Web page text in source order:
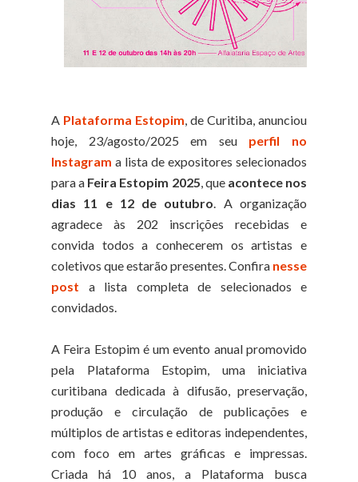
A Plataforma Estopim, de Curitiba, anunciou
hoje, 23/agosto/2025 em seu perfil no
Instagram a lista de expositores selecionados
para a Feira Estopim 2025, que acontece nos
dias 11 e 12 de outubro. A organização
agradece às 202 inscrições recebidas e
convida todos a conhecerem os artistas e
coletivos que estarão presentes. Confira nesse
post a lista completa de selecionados e
convidados.
A Feira Estopim é um evento anual promovido
pela Plataforma Estopim, uma iniciativa
curitibana dedicada à difusão, preservação,
produção e circulação de publicações e
múltiplos de artistas e editoras independentes,
com foco em artes gráficas e impressas.
Criada há 10 anos, a Plataforma busca